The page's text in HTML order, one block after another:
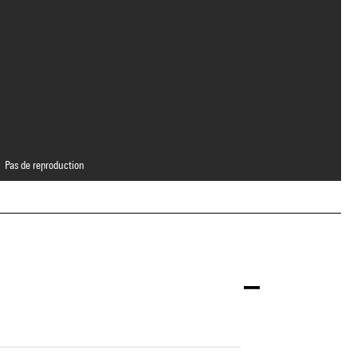
Pas de reproduction